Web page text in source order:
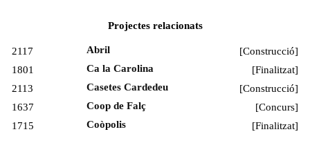
Projectes relacionats
2117 Abril [Construcció]
1801
Ca la Carolina [Finalitzat]
2113
Casetes Cardedeu [Construcció]
1637
Coop de Falç [Concurs]
1715
Coòpolis [Finalitzat]